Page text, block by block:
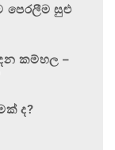
පෙරලීම සුළු
කම්හල –
ද?